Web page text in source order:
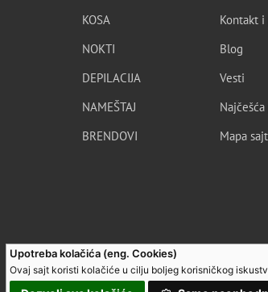
Upotreba kolačića (eng. Cookies)
Ovaj sajt koristi kolačiće u cilju boljeg korisničkog
KOSA
NOKTI
DEPILACIJA
NAMEŠTAJ
BRENDOVI
Kontakt i
Blog
Vesti
Mapa